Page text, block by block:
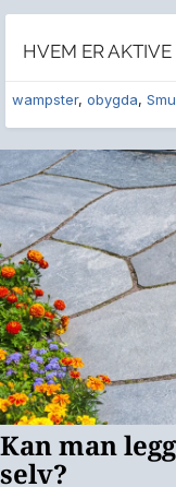
HVEM ER AKTIVE
wampster obygda